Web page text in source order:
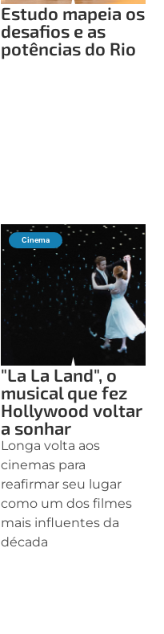
Estudo mapeia os
desafios e as
potências do Rio
Cinema
"La La Land", o
musical que fez
Hollywood voltar
a sonhar
Longa volta aos
cinemas para
reafirmar seu lugar
como um dos filmes
mais influentes da
década